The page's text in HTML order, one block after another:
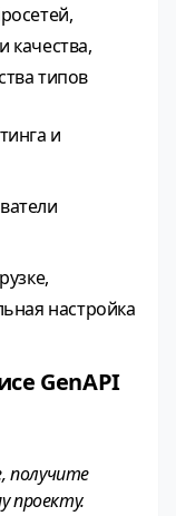
типов
и
настройка
GenAPI
получите
проекту.